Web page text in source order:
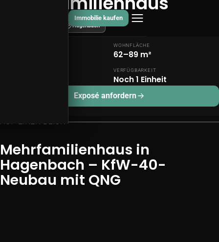
Immobilie kaufen
Hagenbach
WOHNFLÄCHE
62–89 m²
VERFÜGBARKEIT
Noch 1 Einheit
Exposé anfordern
AUF EINEN BLICK
Mehrfamilienhaus in
Hagenbach – KfW-40-
Neubau mit QNG